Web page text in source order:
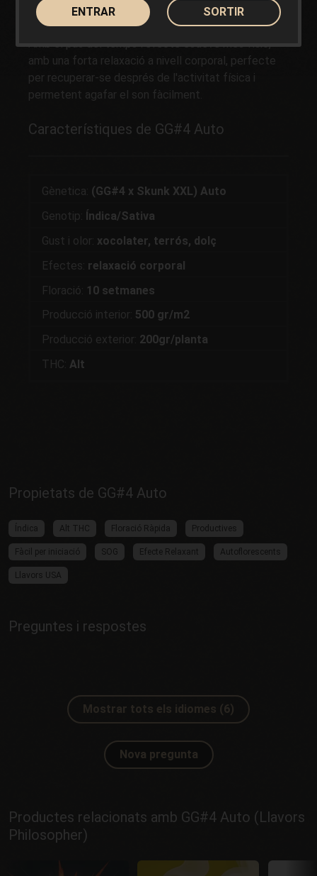
Els efectes de GG#4 Auto són potents, es fan
notar ràpidament amb una pujada ràpida molt alegre.
Amb el pas del temps l'efecte esdevé més físic,
amb una forta relaxació a nivell corporal, perfecte
per recuperar-se després de l'activitat física i
permetent agafar el son fàcilment.
Característiques de GG#4 Auto
Gènetica: (GG#4 x Skunk XXL) Auto
Genotip: Índica/Sativa
Gust i olor: xocolater, terrós, dolç
Efectes: relaxació corporal
Floració: 10 setmanes
Producció interior: 500 gr/m2
Producció exterior: 200gr/planta
THC: Alt
Propietats de GG#4 Auto
Índica Alt THC Floració Ràpida Productives
Fàcil per iniciació SOG Efecte Relaxant Autoflorescents
Llavors USA
Preguntes i respostes
Mostrar tots els idiomes (6)
Nova pregunta
Productes relacionats amb GG#4 Auto (Llavors
Philosopher)
ENTRAR SORTIR